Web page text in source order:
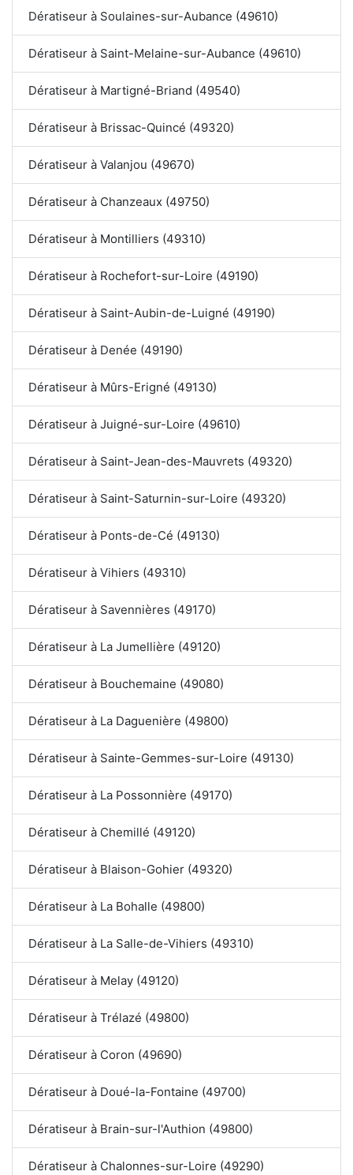
Dératiseur à Soulaines-sur-Aubance (49610)
Dératiseur à Saint-Melaine-sur-Aubance (49610)
Dératiseur à Martigné-Briand (49540)
Dératiseur à Brissac-Quincé (49320)
Dératiseur à Valanjou (49670)
Dératiseur à Chanzeaux (49750)
Dératiseur à Montilliers (49310)
Dératiseur à Rochefort-sur-Loire (49190)
Dératiseur à Saint-Aubin-de-Luigné (49190)
Dératiseur à Denée (49190)
Dératiseur à Mûrs-Erigné (49130)
Dératiseur à Juigné-sur-Loire (49610)
Dératiseur à Saint-Jean-des-Mauvrets (49320)
Dératiseur à Saint-Saturnin-sur-Loire (49320)
Dératiseur à Ponts-de-Cé (49130)
Dératiseur à Vihiers (49310)
Dératiseur à Savennières (49170)
Dératiseur à La Jumellière (49120)
Dératiseur à Bouchemaine (49080)
Dératiseur à La Daguenière (49800)
Dératiseur à Sainte-Gemmes-sur-Loire (49130)
Dératiseur à La Possonnière (49170)
Dératiseur à Chemillé (49120)
Dératiseur à Blaison-Gohier (49320)
Dératiseur à La Bohalle (49800)
Dératiseur à La Salle-de-Vihiers (49310)
Dératiseur à Melay (49120)
Dératiseur à Trélazé (49800)
Dératiseur à Coron (49690)
Dératiseur à Doué-la-Fontaine (49700)
Dératiseur à Brain-sur-l'Authion (49800)
Dératiseur à Chalonnes-sur-Loire (49290)